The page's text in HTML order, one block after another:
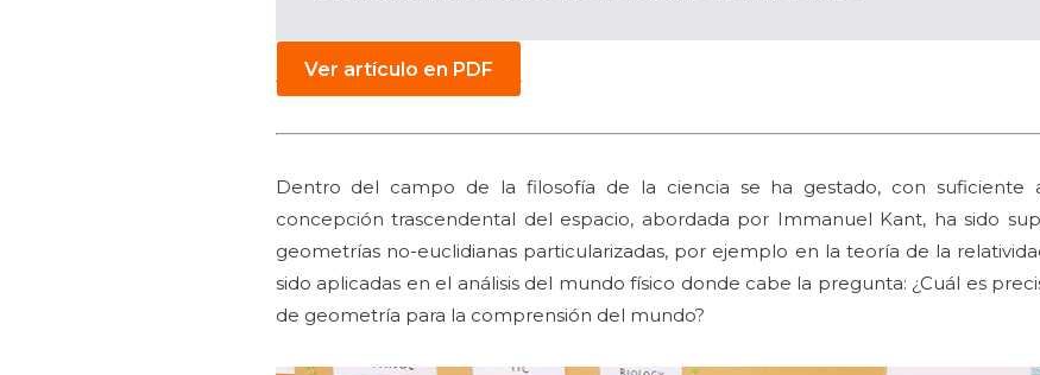
Ver artículo en PDF
Dentro del campo de la filosofía de la ciencia se ha gestado, con suficiente
concepción trascendental del espacio, abordada por Immanuel Kant, ha sido
geometrías no-euclidianas particularizadas, por ejemplo en la teoría de la
sido aplicadas en el análisis del mundo físico donde cabe la pregunta: ¿Cuál es
de geometría para la comprensión del mundo?